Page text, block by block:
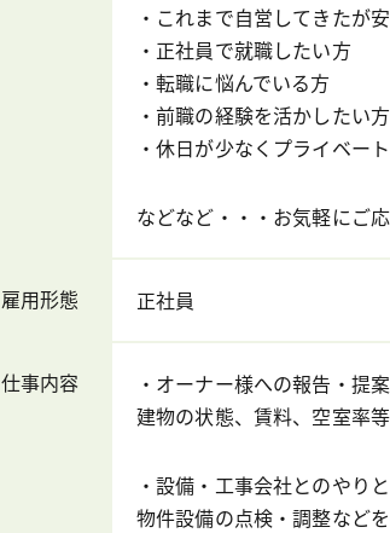
・これまで自営してきたが
・正社員で就職したい方
・転職に悩んでいる方
・前職の経験を活かしたい方
・休日が少なくプライベー
などなど・・・お気軽にご
雇用形態 正社員
仕事内容
・オーナー様への報告・提案
建物の状態、賃料、空室率
・設備・工事会社とのやり
物件設備の点検・調整など